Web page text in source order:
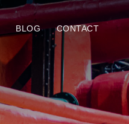
BLOG CONTACT